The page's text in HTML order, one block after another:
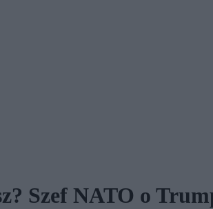
Szef NATO o